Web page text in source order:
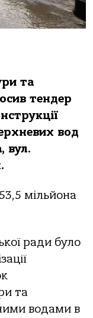
та
тендер
вод
вул.
мільйона
ради було
та
водами в